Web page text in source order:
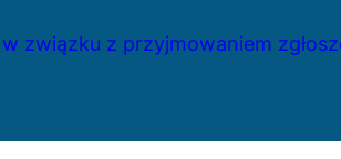
związku z przyjmowaniem